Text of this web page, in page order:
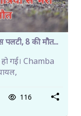
पलटी, 8 की मौत...
हो गई। Chamba
116